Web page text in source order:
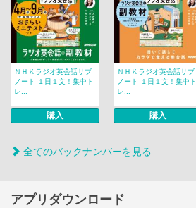
ＮＨＫラジオ英会話サブ
ノート １日１文！集中ト
レ...
購入
ＮＨＫラジオ英会話サブ
ノート １日１文！集中ト
レ...
購入
全てのバックナンバーを見る
アプリダウンロード